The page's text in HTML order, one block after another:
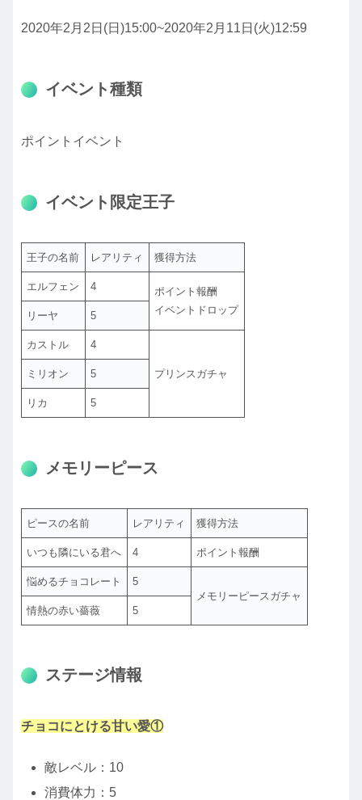
2020年2月2日(日)15:00~2020年2月11日(火)12:59
イベント種類
ポイントイベント
イベント限定王子
王子の名前 レアリティ 獲得方法
エルフェン 4
ポイント報酬
イベントドロップ
リーヤ 5
カストル 4
プリンスガチャ
ミリオン 5
リカ 5
メモリーピース
ピースの名前 レアリティ 獲得方法
いつも隣にいる君へ 4 ポイント報酬
悩めるチョコレート
5
メモリーピースガチャ
情熱の赤い薔薇
5
ステージ情報
チョコにとける甘い愛①
敵レベル：10
消費体力：5